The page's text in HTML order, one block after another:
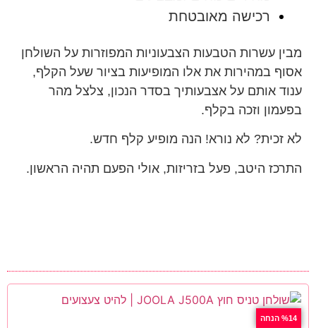
רכישה מאובטחת
מבין עשרות הטבעות הצבעוניות המפוזרות על השולחן
אסוף במהירות את אלו המופיעות בציור שעל הקלף,
ענוד אותם על אצבעותיך בסדר הנכון, צלצל מהר
בפעמון וזכה בקלף.
לא זכית? לא נורא! הנה מופיע קלף חדש.
התרכז היטב, פעל בזריזות, אולי הפעם תהיה הראשון.
%14 הנחה